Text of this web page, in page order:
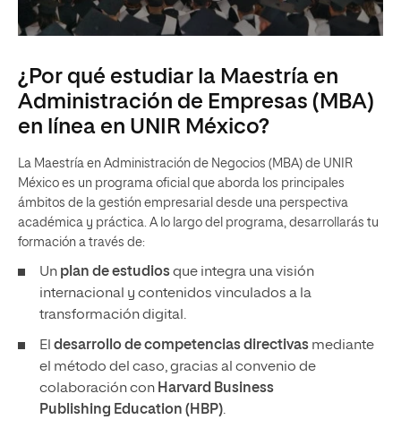
¿Por qué estudiar la Maestría en
Administración de Empresas (MBA)
en línea en UNIR México?
La Maestría en Administración de Negocios (MBA) de UNIR
México es un programa oficial que aborda los principales
ámbitos de la gestión empresarial desde una perspectiva
académica y práctica. A lo largo del programa, desarrollarás tu
formación a través de:
Un plan de estudiosque integra una visión
internacional y contenidos vinculados a la
transformación digital.
El desarrollo de competencias directivas mediante
el método del caso, gracias al convenio de
colaboración con Harvard Business
Publishing Education (HBP).